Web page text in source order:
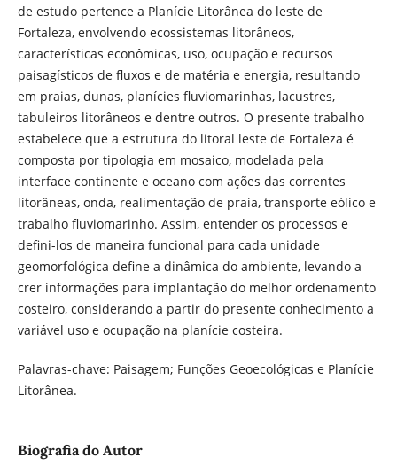
de estudo pertence a Planície Litorânea do leste de
Fortaleza, envolvendo ecossistemas litorâneos,
características econômicas, uso, ocupação e recursos
paisagísticos de fluxos e de matéria e energia, resultando
em praias, dunas, planícies fluviomarinhas, lacustres,
tabuleiros litorâneos e dentre outros. O presente trabalho
estabelece que a estrutura do litoral leste de Fortaleza é
composta por tipologia em mosaico, modelada pela
interface continente e oceano com ações das correntes
litorâneas, onda, realimentação de praia, transporte eólico e
trabalho fluviomarinho. Assim, entender os processos e
defini-los de maneira funcional para cada unidade
geomorfológica define a dinâmica do ambiente, levando a
crer informações para implantação do melhor ordenamento
costeiro, considerando a partir do presente conhecimento a
variável uso e ocupação na planície costeira.
Palavras-chave: Paisagem; Funções Geoecológicas e Planície
Litorânea.
Biografia do Autor